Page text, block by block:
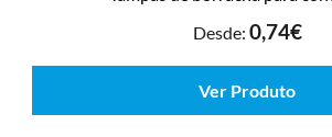
Desde: 0,74€
Ver Produto